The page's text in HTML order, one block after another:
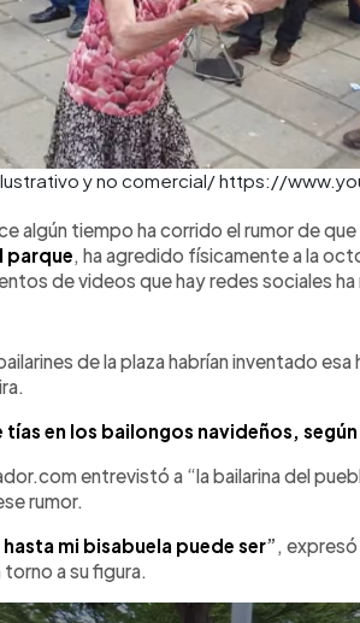
y no comercial/ https://
algún tiempo ha corrido el rumor de
parque , ha agredido físicamente a la
de videos que hay redes sociales
de la plaza habrían inventado
tías en los bailongos navideños,
entrevistó a “la bailarina del
rumor.
hasta mi bisabuela puede ser” ,
a su figura.